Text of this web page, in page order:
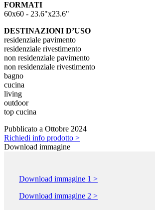
FORMATI
60x60 - 23.6"x23.6"
DESTINAZIONI D’USO
residenziale pavimento
residenziale rivestimento
non residenziale pavimento
non residenziale rivestimento
bagno
cucina
living
outdoor
top cucina
Pubblicato a Ottobre 2024
Richiedi info prodotto >
Download immagine
Download immagine 1 >
Download immagine 2 >